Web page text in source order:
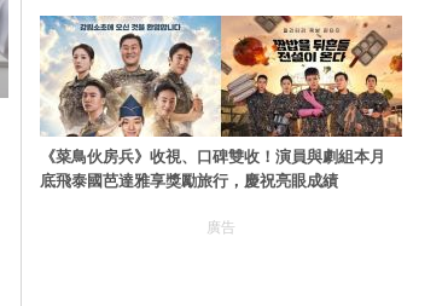
《菜鳥伙房兵》收視、口碑雙收！演員與劇組本月
底飛泰國芭達雅享獎勵旅行，慶祝亮眼成績
廣告